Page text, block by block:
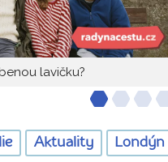
lavičku?
Aktuality Londýn